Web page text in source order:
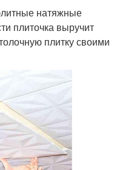
натяжные
плиточка выручит
плитку своими